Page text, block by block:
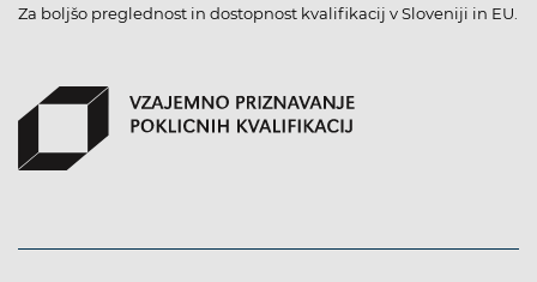
Za boljšo preglednost in dostopnost kvalifikacij v Sloveniji in EU.